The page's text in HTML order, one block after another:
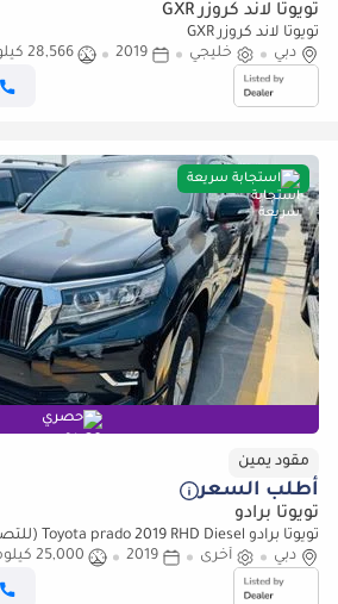
تويوتا لاند كروزر GXR
تويوتا لاند كروزر GXR
دبي
خليجي 2019
28,566 كيلومتر
استجابة سريعة
حصري
مقود يمين
أطلب السعر
تويوتا برادو
تويوتا برادو Toyota prado 2019 RHD Diesel (للتصدير فقط)
دبي
أخرى 2019
25,000 كيلومتر